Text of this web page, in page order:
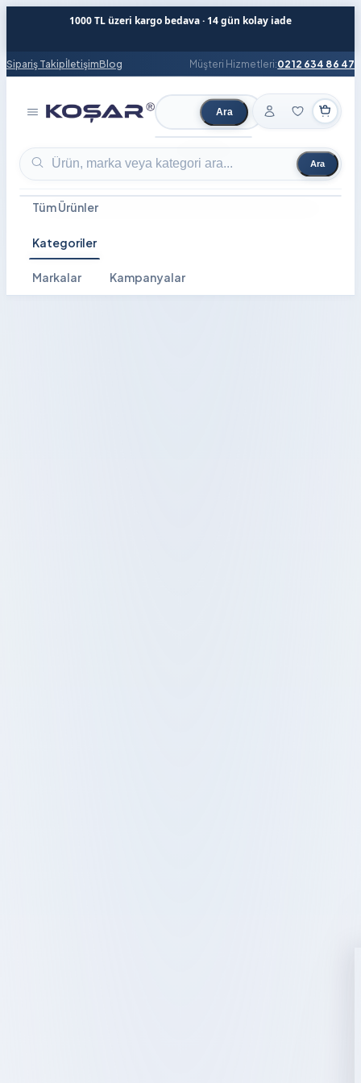
1000 TL üzeri kargo bedava · 14 gün kolay iade
Sipariş TakipİletişimBlog Müşteri Hizmetleri:0212 634 86 47
Ürün ara Ara
Ürün ara Ara
Tüm Ürünler
Kategoriler
Markalar Kampanyalar